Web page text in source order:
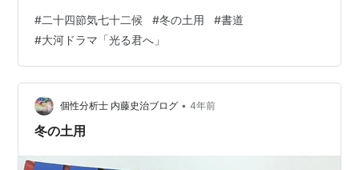
ていう感じ。 ★二十四節気 第七十候 「款冬華」ふきの
はなさく 1月20日～１月24日頃 雪の中から蕗の花が咲き
始めるころ ★二十四節気 第七十一候 「水沢腹堅」さわ
みず こおりつめる 1月25日～１月29日頃 沢の水が凍って
しまう頃 最低気温になることが多いとのことです。 ★二
十四…
#二十四節気七十二候 #冬の土用 #書道
#大河ドラマ「光る君へ」
個性分析士 内藤史治ブログ • 4年前
冬の土用